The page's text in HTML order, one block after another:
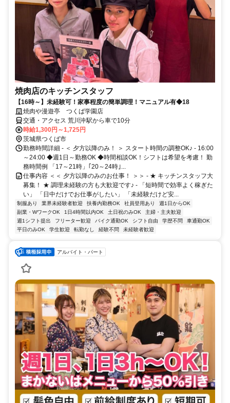
焼肉店のキッチンスタッフ
【16時～】未経験可！家事程度の簡単調理！マニュアル有◆18
焼肉や漫遊亭 つくば学園店
交通・アクセス 荒川沖駅から車で10分
時給1,300円～1,725円
茨城県つくば市
勤務時間詳細 - ＜ 夕方以降のみ！ ＞ スタート時間の調整OK♪ - 16:00
～24:00 ◆週1日～勤務OK ◆時間相談OK！シフトは希望を考慮！ 勤
務時間例 「17～21時」｢20～24時｣...
仕事内容 ＜＜ 夕方以降のみのお仕事！ ＞＞ - ★ キッチンスタッフ大
募集！ ★ 調理未経験の方も大歓迎です♪ - 「短時間で効率よく稼ぎた
い」 「日中だけでお仕事がしたい」 「未経験だけど安...
制服あり 業界未経験者歓迎 扶養内勤務OK 社員登用あり
週1日からOK
副業・WワークOK
1日4時間以内OK 土日祝のみOK
主婦・主夫歓迎
週1シフト提出
フリーター歓迎 バイク通勤OK シフト自由 学歴不問
車通勤OK
平日のみOK
学生歓迎 転勤なし 経験不問 未経験者歓迎
アルバイト・パート